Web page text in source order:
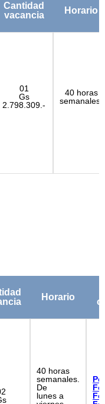
Cantidad
vacancia
Horario
01
Gs
2.798.309.-
40 horas
semanales.
Horario
40 horas
semanales.
De
lunes a